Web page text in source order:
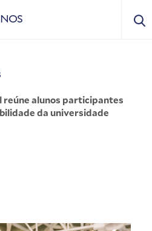
reúne alunos participantes
da universidade